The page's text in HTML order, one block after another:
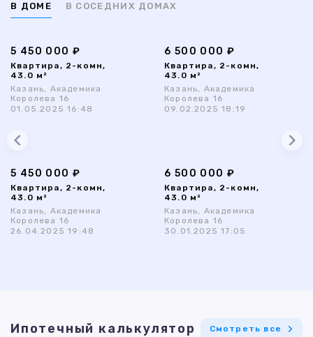
В ДОМЕ В СОСЕДНИХ ДОМАХ
5 450 000 ₽
Квартира, 2-комн,
43.0 м²
Казань, Академика
Королева 16
01.05.2025 16:48
6 500 000 ₽
Квартира, 2-комн,
43.0 м²
Казань, Академика
Королева 16
09.02.2025 18:19
5 450 000 ₽
Квартира, 2-комн,
43.0 м²
Казань, Академика
Королева 16
26.04.2025 19:48
6 500 000 ₽
Квартира, 2-комн,
43.0 м²
Казань, Академика
Королева 16
30.01.2025 17:05
Ипотечный калькулятор Смотреть все